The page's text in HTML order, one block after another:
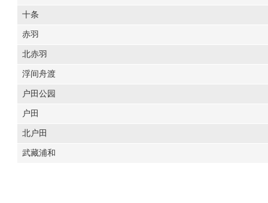
十条
赤羽
北赤羽
浮间舟渡
户田公园
户田
北户田
武藏浦和